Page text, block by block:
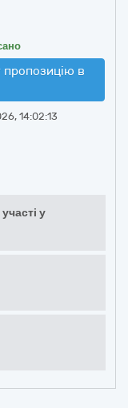
пропозицію в
14:02:13
у